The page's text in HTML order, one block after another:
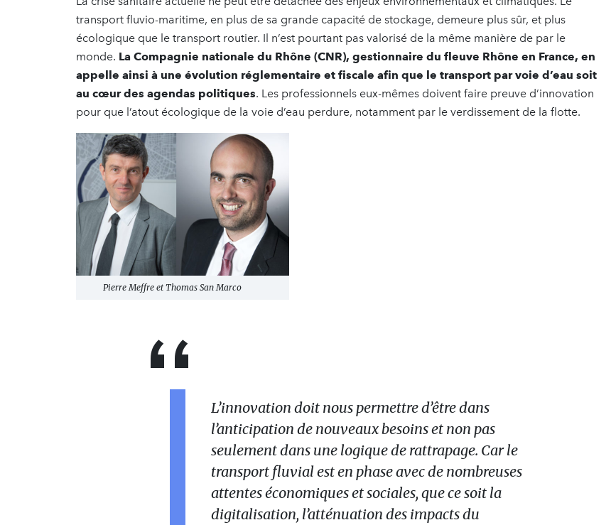
transport fluvio-maritime, en plus de sa grande capacité de stockage, demeure plus sûr, et plus
écologique que le transport routier. Il n’est pourtant pas valorisé de la même manière de par le
monde. La Compagnie nationale du Rhône (CNR), gestionnaire du fleuve Rhône en France, en
appelle ainsi à une évolution réglementaire et fiscale afin que le transport par voie d’eau soit
au cœur des agendas politiques. Les professionnels eux-mêmes doivent faire preuve d’innovation
pour que l’atout écologique de la voie d’eau perdure, notamment par le verdissement de la flotte.
Pierre Meffre et Thomas San Marco
L’innovation doit nous permettre d’être dans
l’anticipation de nouveaux besoins et non pas
seulement dans une logique de rattrapage. Car le
transport fluvial est en phase avec de nombreuses
attentes économiques et sociales, que ce soit la
digitalisation, l’atténuation des impacts du